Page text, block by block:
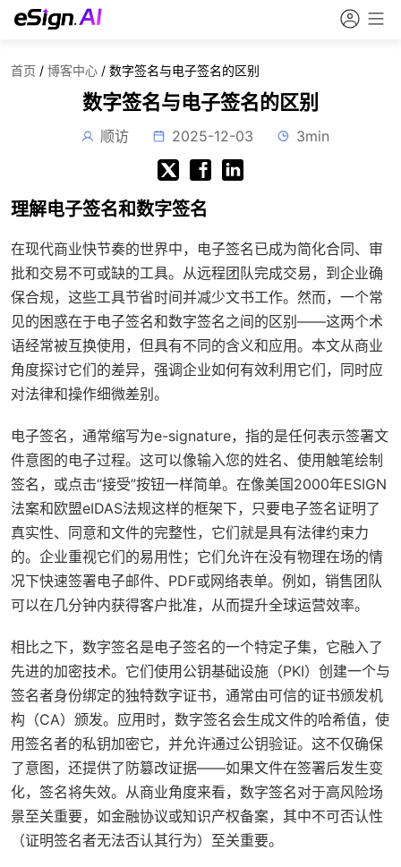
首页 / 博客中心 / 数字签名与电子签名的区别
数字签名与电子签名的区别
顺访 2025-12-03 3min
理解电子签名和数字签名
在现代商业快节奏的世界中，电子签名已成为简化合同、审
批和交易不可或缺的工具。从远程团队完成交易，到企业确
保合规，这些工具节省时间并减少文书工作。然而，一个常
见的困惑在于电子签名和数字签名之间的区别——这两个术
语经常被互换使用，但具有不同的含义和应用。本文从商业
角度探讨它们的差异，强调企业如何有效利用它们，同时应
对法律和操作细微差别。
电子签名，通常缩写为e-signature，指的是任何表示签署文
件意图的电子过程。这可以像输入您的姓名、使用触笔绘制
签名，或点击“接受”按钮一样简单。在像美国2000年ESIGN
法案和欧盟eIDAS法规这样的框架下，只要电子签名证明了
真实性、同意和文件的完整性，它们就是具有法律约束力
的。企业重视它们的易用性；它们允许在没有物理在场的情
况下快速签署电子邮件、PDF或网络表单。例如，销售团队
可以在几分钟内获得客户批准，从而提升全球运营效率。
相比之下，数字签名是电子签名的一个特定子集，它融入了
先进的加密技术。它们使用公钥基础设施（PKI）创建一个与
签名者身份绑定的独特数字证书，通常由可信的证书颁发机
构（CA）颁发。应用时，数字签名会生成文件的哈希值，使
用签名者的私钥加密它，并允许通过公钥验证。这不仅确保
了意图，还提供了防篡改证据——如果文件在签署后发生变
化，签名将失效。从商业角度来看，数字签名对于高风险场
景至关重要，如金融协议或知识产权备案，其中不可否认性
（证明签名者无法否认其行为）至关重要。